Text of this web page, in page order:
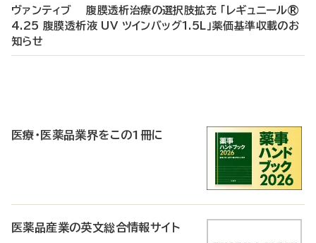
ヴァンティブ 腹膜透析治療の選択肢拡充 「レギュニール®
4.25 腹膜透析液 UV ツインバッグ1.5L」薬価基準収載のお
知らせ
医療・医薬品業界をこの1冊に
医薬品産業の英文総合情報サイト